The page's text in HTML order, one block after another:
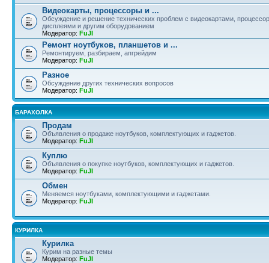
Видеокарты, процессоры и ...
Обсуждение и решение технических проблем с видеокартами,
дисплеями и другим оборудованием
Модератор: FuJI
Ремонт ноутбуков, планшетов и ...
Ремонтируем, разбираем, апгрейдим
Модератор: FuJI
Разное
Обсуждение других технических вопросов
Модератор: FuJI
БАРАХОЛКА
Продам
Объявления о продаже ноутбуков, комплектующих и гаджетов.
Модератор: FuJI
Куплю
Объявления о покупке ноутбуков, комплектующих и гаджетов.
Модератор: FuJI
Обмен
Меняемся ноутбуками, комплектующими и гаджетами.
Модератор: FuJI
КУРИЛКА
Курилка
Курим на разные темы
Модератор: FuJI